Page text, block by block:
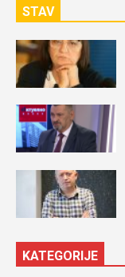
STAV
KATEGORIJE